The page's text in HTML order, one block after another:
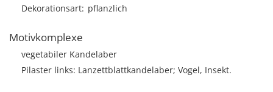
Dekorationsart pflanzlich
Motivkomplexe
vegetabiler Kandelaber
Pilaster links: Lanzettblattkandelaber; Vogel, Insekt.